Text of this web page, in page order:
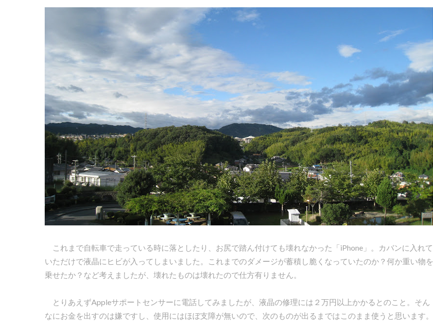
これまで自転車で走っている時に落としたり、お尻で踏ん付けても壊れなかった「iPhone」。カバンに入れて
いただけで液晶にヒビが入ってしまいました。これまでのダメージが蓄積し脆くなっていたのか？何か重い物を
乗せたか？など考えましたが、壊れたものは壊れたので仕方有りません。
とりあえずAppleサポートセンサーに電話してみましたが、液晶の修理には２万円以上かかるとのこと。そん
なにお金を出すのは嫌ですし、使用にはほぼ支障が無いので、次のものが出るまではこのまま使うと思います。